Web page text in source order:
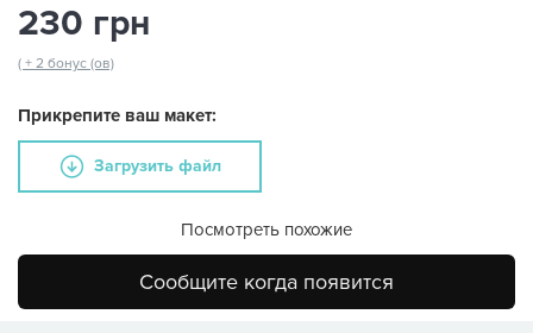
230 грн
( + 2 бонус (ов)
Прикрепите ваш макет:
Загрузить файл
Посмотреть похожие
Сообщите когда появится